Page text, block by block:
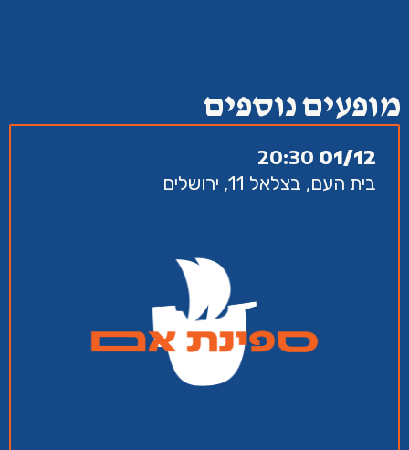
מופעים נוספים
01/12
20:30
בית העם, בצלאל 11, ירושלים